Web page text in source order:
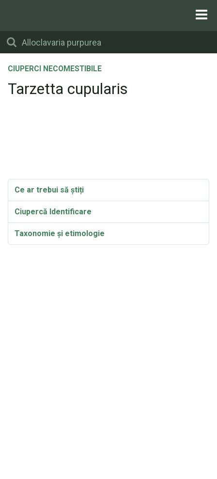
CIUPERCI NECOMESTIBILE
Tarzetta cupularis
Ce ar trebui să știți
Ciupercă Identificare
Taxonomie și etimologie